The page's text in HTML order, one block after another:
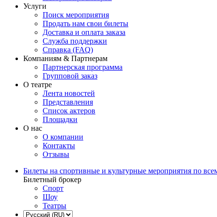
Услуги
Поиск мероприятия
Продать нам свои билеты
Доставка и оплата заказа
Служба поддержки
Справка (FAQ)
Компаниям & Партнерам
Партнерская программа
Групповой заказ
О театре
Лента новостей
Представления
Список актеров
Площадки
О нас
О компании
Контакты
Отзывы
Билеты на спортивные и культурные мероприятия по
Билетный брокер
Спорт
Шоу
Театры